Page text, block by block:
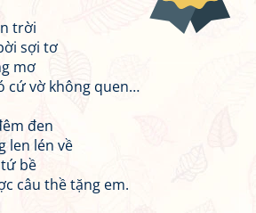
trời
sợi tơ
mơ
cứ vờ không quen…
đen
len lén về
bề
câu thề tặng em.